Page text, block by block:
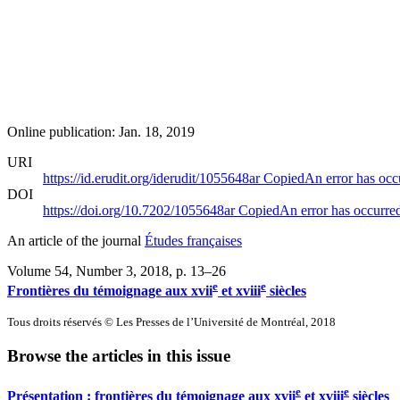
Online publication: Jan. 18, 2019
URI
https://id.erudit.org/iderudit/1055648arCopiedAn error has
DOI
https://doi.org/10.7202/1055648arCopiedAn error has
An article of the journal Études françaises
Volume 54, Number 3, 2018, p. 13–26
Frontières du témoignage aux xviie et xviiie siècles
Tous droits réservés © Les Presses de l’Université de Montréal, 2018
Browse the articles in this issue
Présentation : frontières du témoignage aux xviie etxviiie siècles